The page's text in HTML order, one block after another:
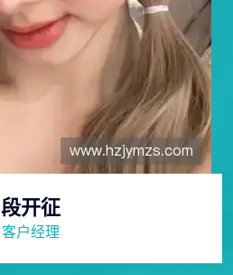
段开征
客户经理